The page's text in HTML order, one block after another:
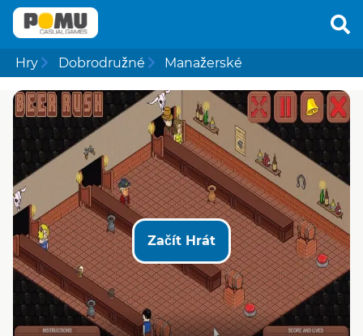
Hry Dobrodružné Manažerské
Začít Hrát